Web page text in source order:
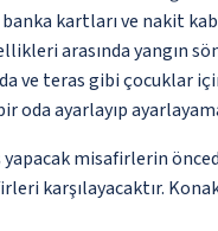
kartları ve nakit
arasında yangın
ve teras gibi çocuklar
oda ayarlayıp
yapacak misafirlerin
karşılayacaktır.